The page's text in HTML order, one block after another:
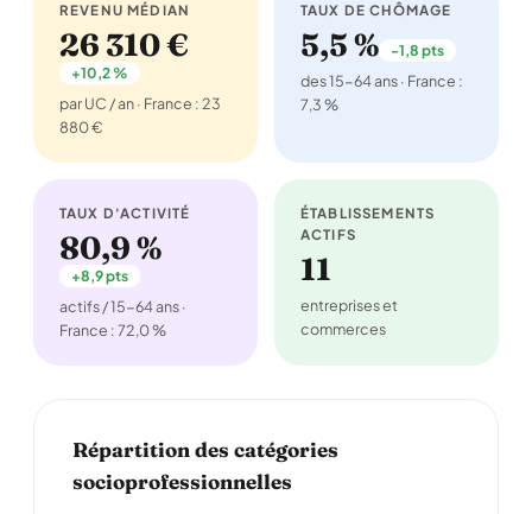
REVENU MÉDIAN
26 310 €
+10,2 %
par UC / an · France : 23
880 €
TAUX DE CHÔMAGE
5,5 % -1,8 pts
des 15-64 ans · France :
7,3 %
TAUX D'ACTIVITÉ
80,9 %
+8,9 pts
actifs / 15-64 ans ·
France : 72,0 %
ÉTABLISSEMENTS
ACTIFS
11
entreprises et
commerces
Répartition des catégories
socioprofessionnelles